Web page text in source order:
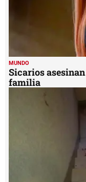
MUNDO
Sicarios
familia